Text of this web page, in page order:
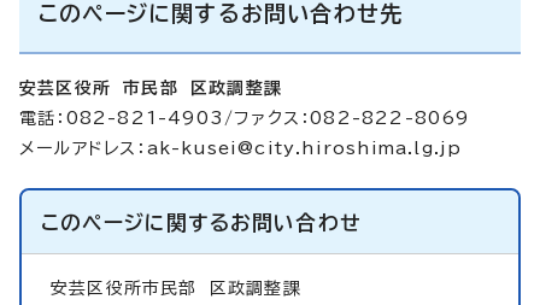
このページに関するお問い合わせ先
安芸区役所 市民部 区政調整課
電話：082-821-4903/ファクス：082-822-8069
メールアドレス： ak-kusei@city.hiroshima.lg.jp
このページに関するお問い合わせ
安芸区役所市民部
区政調整課